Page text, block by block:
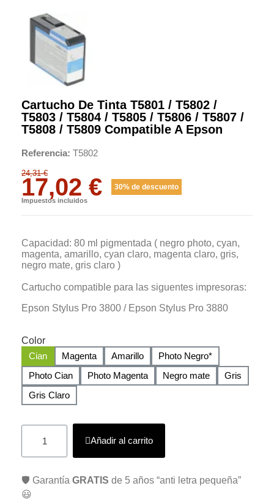
Cartucho De Tinta T5801 / T5802 /
T5803 / T5804 / T5805 / T5806 / T5807 /
T5808 / T5809 Compatible A Epson
Referencia T5802
24,31 €
17,02 € 30% de descuento
Impuestos incluidos
Capacidad: 80 ml pigmentada ( negro photo, cyan,
magenta, amarillo, cyan claro, magenta claro, gris,
negro mate, gris claro )
Cartucho compatible para las siguentes impresoras:
Epson Stylus Pro 3800 / Epson Stylus Pro 3880
Color
Cian
Magenta Amarillo
Photo Negro*
Photo Cian
Photo Magenta Negro mate
Gris
Gris Claro
Añadir al carrito
🛡️ Garantía GRATIS de 5 años “anti letra pequeña”
😃